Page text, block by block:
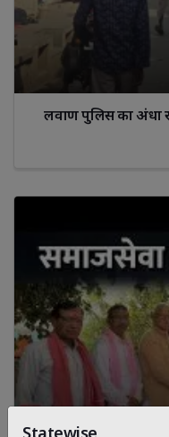
लवाण पुलिस का अंधा
Statewise